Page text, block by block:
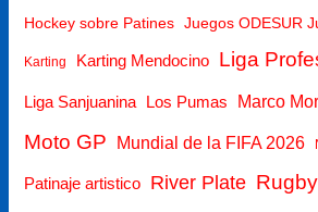
Hockey sobre Patines Juegos ODESUR
Karting Karting Mendocino Liga
Liga Sanjuanina Los Pumas Marco
Moto GP
Mundial de la FIFA 2026
Patinaje artistico River Plate Rugby